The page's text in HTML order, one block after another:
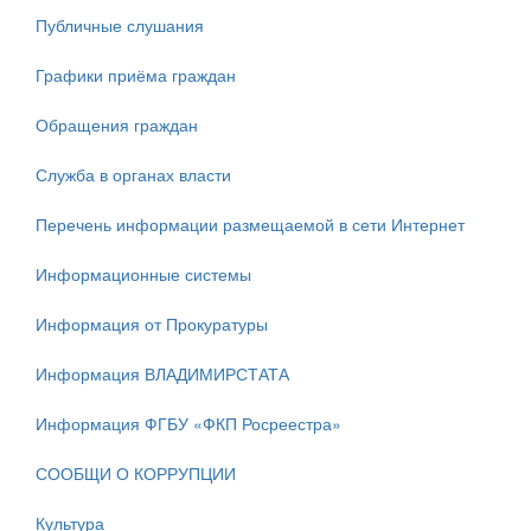
Публичные слушания
Графики приёма граждан
Обращения граждан
Служба в органах власти
Перечень информации размещаемой в сети Интернет
Информационные системы
Информация от Прокуратуры
Информация ВЛАДИМИРСТАТА
Информация ФГБУ «ФКП Росреестра»
СООБЩИ О КОРРУПЦИИ
Культура